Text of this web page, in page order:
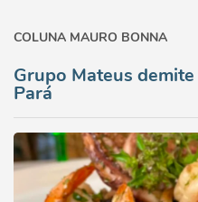
COLUNA MAURO BONNA
Grupo Mateus
Pará